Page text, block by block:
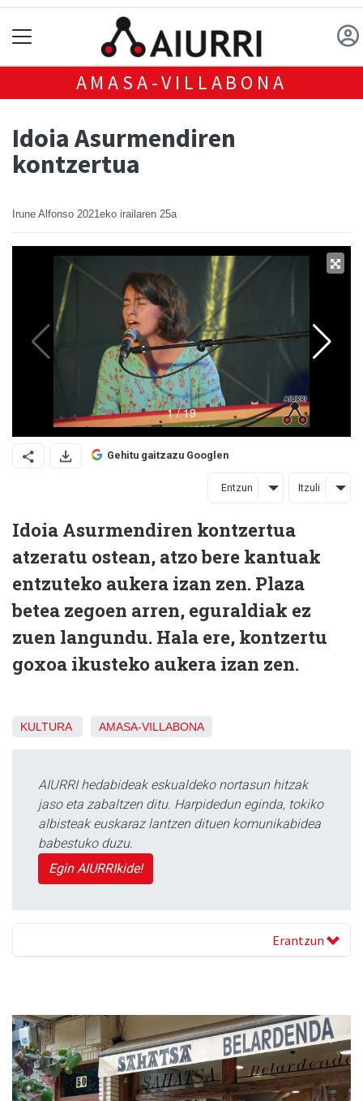
AMASA-VILLABONA
Idoia Asurmendiren
kontzertua
Irune Alfonso 2021eko irailaren 25a
Gehitu gaitzazu Googlen
Entzun Itzuli
Idoia Asurmendiren kontzertua
atzeratu ostean, atzo bere kantuak
entzuteko aukera izan zen. Plaza
betea zegoen arren, eguraldiak ez
zuen langundu. Hala ere, kontzertu
goxoa ikusteko aukera izan zen.
KULTURA AMASA-VILLABONA
AIURRI hedabideak eskualdeko nortasun hitzak
jaso eta zabaltzen ditu. Harpidedun eginda, tokiko
albisteak euskaraz lantzen dituen komunikabidea
babestuko duzu.
Egin AIURRIkide!
Erantzun